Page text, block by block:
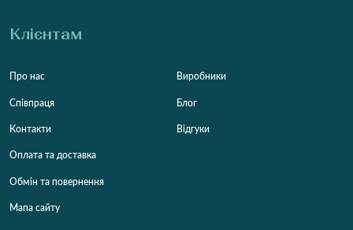
Клієнтам
Про нас
Співпраця
Контакти
Оплата та доставка
Обмін та повернення
Мапа сайту
Виробники
Блог
Відгуки